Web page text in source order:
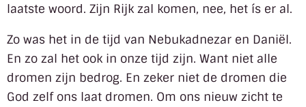
laatste woord. Zijn Rijk zal komen, nee, het ís er al.
Zo was het in de tijd van Nebukadnezar en Daniël.
En zo zal het ook in onze tijd zijn. Want niet alle
dromen zijn bedrog. En zeker niet de dromen die
God zelf ons laat dromen. Om ons nieuw zicht te